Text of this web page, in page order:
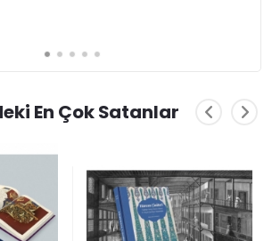
En Çok Satanlar